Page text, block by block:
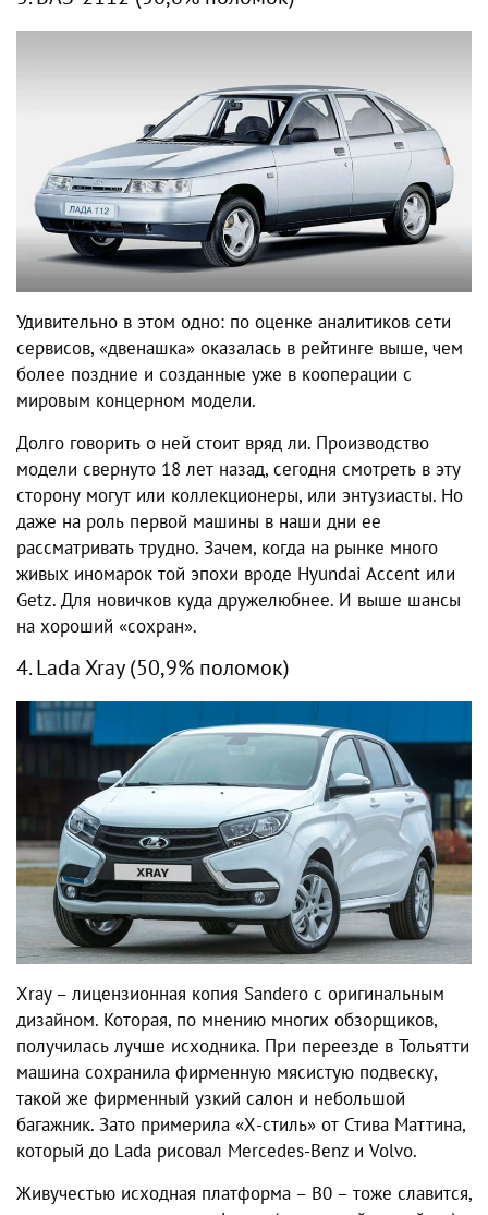
Удивительно в этом одно: по оценке аналитиков сети
сервисов, «двенашка» оказалась в рейтинге выше, чем
более поздние и созданные уже в кооперации с
мировым концерном модели.
Долго говорить о ней стоит вряд ли. Производство
модели свернуто 18 лет назад, сегодня смотреть в эту
сторону могут или коллекционеры, или энтузиасты. Но
даже на роль первой машины в наши дни ее
рассматривать трудно. Зачем, когда на рынке много
живых иномарок той эпохи вроде Hyundai Accent или
Getz. Для новичков куда дружелюбнее. И выше шансы
на хороший «сохран».
4. Lada Xray (50,9% поломок)
Xray – лицензионная копия Sandero с оригинальным
дизайном. Которая, по мнению многих обзорщиков,
получилась лучше исходника. При переезде в Тольятти
машина сохранила фирменную мясистую подвеску,
такой же фирменный узкий салон и небольшой
багажник. Зато примерила «Х-стиль» от Стива Маттина,
который до Lada рисовал Mercedes-Benz и Volvo.
Живучестью исходная платформа – B0 – тоже славится,